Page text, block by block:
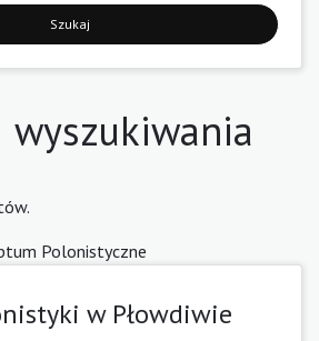
Szukaj
wyszukiwania
Polonistyczne
w Płowdiwie